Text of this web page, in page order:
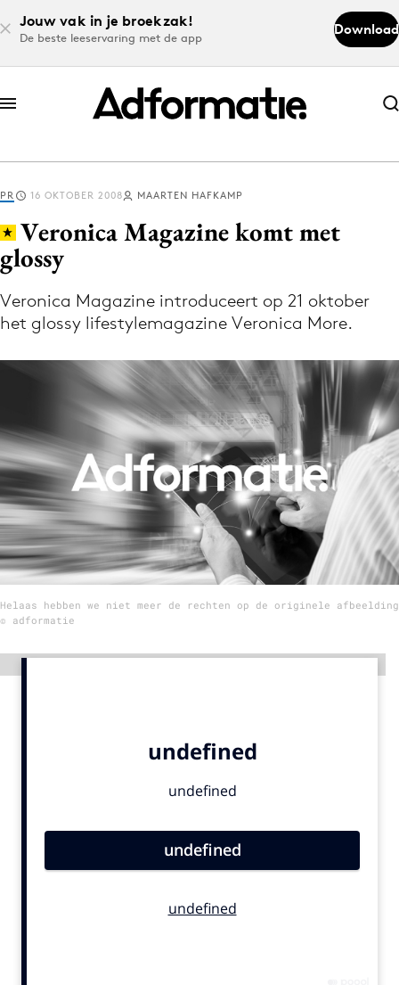
Jouw vak in je broekzak!
De beste leeservaring met de app
Download
Abonneer nu
Abonneer nu
Log in
Volg het laatste nieuws via de Adformatie
Nieuws app
Menu
Home
9 sept: GenAI-training
12 nov: MarketingLive!
Adverteren
Events
Carriere
PR 16 OKTOBER 2008 MAARTEN HAFKAMP
Veronica Magazine komt met
glossy
Veronica Magazine introduceert op 21 oktober
het glossy lifestylemagazine Veronica More.
Helaas hebben we niet meer de rechten op de originele afbeelding
© adformatie